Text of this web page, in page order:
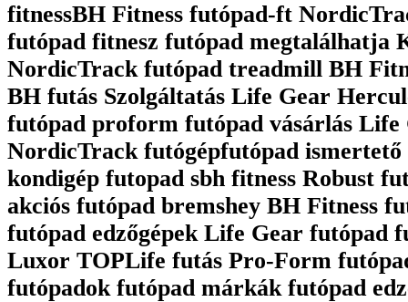
fitnessBH Fitness futópad-ft
futópad fitnesz futópad megtalálhatja
NordicTrack futópad treadmill BH
BH futás Szolgáltatás Life Gear
futópad proform futópad vásárlás
NordicTrack futógépfutópad
kondigép futopad sbh fitness Robust
akciós futópad bremshey BH Fitness
futópad edzőgépek Life Gear futópad
Luxor TOPLife futás Pro-Form
futópadok futópad márkák futópad